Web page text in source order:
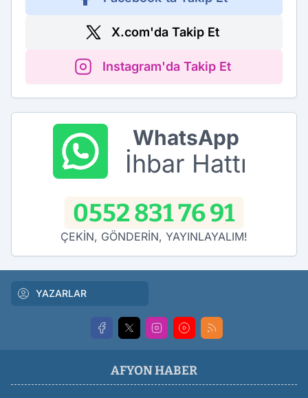
X.com'da Takip Et
Instagram'da Takip Et
WhatsApp
İhbar Hattı
0552 831 76 91
ÇEKİN, GÖNDERİN, YAYINLAYALIM!
YAZARLAR
AFYON HABER